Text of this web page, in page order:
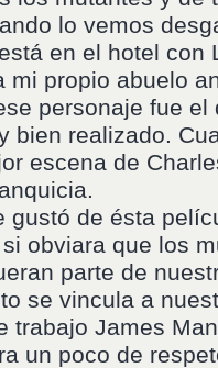
lo vemos
en el hotel con
mi propio abuelo
personaje fue
bien realizado.
escena de
gustó de ésta
obviara que los
parte de
se vincula a
trabajo James
un poco de